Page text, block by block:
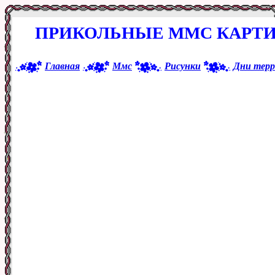
ПРИКОЛЬНЫЕ ММС
Главная Ммс Рисунки Дни